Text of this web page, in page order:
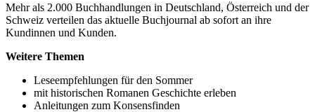
Mehr als 2.000 Buchhandlungen in Deutschland, Österreich und der
Schweiz verteilen das aktuelle Buchjournal ab sofort an ihre
Kundinnen und Kunden.
Weitere Themen
Leseempfehlungen für den Sommer
mit historischen Romanen Geschichte erleben
Anleitungen zum Konsensfinden